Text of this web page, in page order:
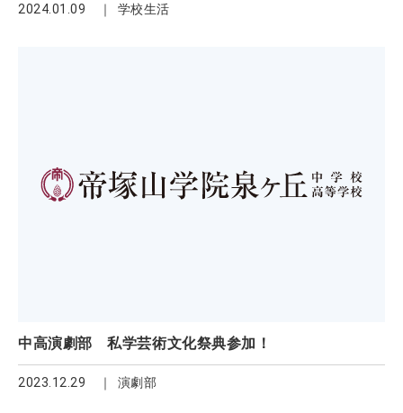
2024.01.09 学校生活
中高演劇部 私学芸術文化祭典参加！
2023.12.29 演劇部